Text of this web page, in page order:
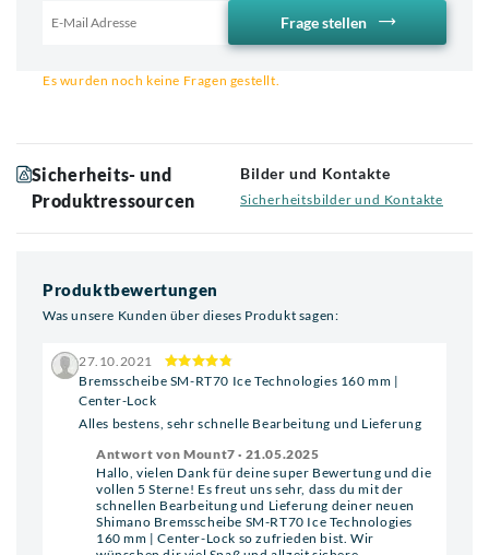
Frage stellen
Es wurden noch keine Fragen gestellt.
Sicherheits- und
Produktressourcen
Bilder und Kontakte
Sicherheitsbilder und Kontakte
Produktbewertungen
Was unsere Kunden über dieses Produkt sagen:
27.10.2021
Bremsscheibe SM-RT70 Ice Technologies 160 mm |
Center-Lock
Alles bestens, sehr schnelle Bearbeitung und Lieferung
Antwort von Mount7 · 21.05.2025
Hallo, vielen Dank für deine super Bewertung und die
vollen 5 Sterne! Es freut uns sehr, dass du mit der
schnellen Bearbeitung und Lieferung deiner neuen
Shimano Bremsscheibe SM-RT70 Ice Technologies
160 mm | Center-Lock so zufrieden bist. Wir